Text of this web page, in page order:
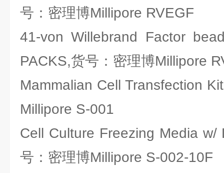
号：密理博Millipore RVEGF
41-von Willebrand Factor
PACKS,货号：密理博Millipore
Mammalian Cell Transfection
Millipore S-001
Cell Culture Freezing Media
号：密理博Millipore S-002-10F